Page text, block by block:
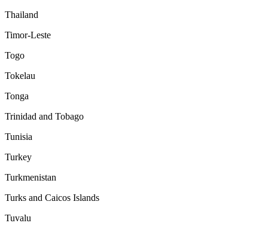
Thailand
Timor-Leste
Togo
Tokelau
Tonga
Trinidad and Tobago
Tunisia
Turkey
Turkmenistan
Turks and Caicos Islands
Tuvalu